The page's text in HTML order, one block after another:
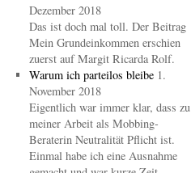
Dezember 2018
Das ist doch mal toll. Der Beitrag
Mein Grundeinkommen erschien
zuerst auf Margit Ricarda Rolf.
Warum ich parteilos bleibe 1.
November 2018
Eigentlich war immer klar, dass zu
meiner Arbeit als Mobbing-
Beraterin Neutralität Pflicht ist.
Einmal habe ich eine Ausnahme